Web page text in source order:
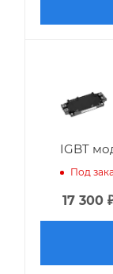
IGBT
Под
17 300